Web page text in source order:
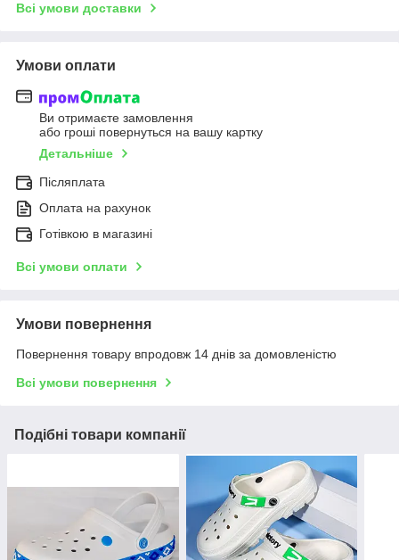
Всі умови доставки
Умови оплати
Ви отримаєте замовлення
або гроші повернуться на вашу картку
Детальніше
Післяплата
Оплата на рахунок
Готівкою в магазині
Всі умови оплати
Умови повернення
Повернення товару впродовж 14 днів за домовленістю
Всі умови повернення
Подібні товари компанії